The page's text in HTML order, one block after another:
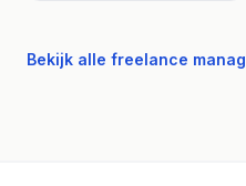
Bekijk alle freelance